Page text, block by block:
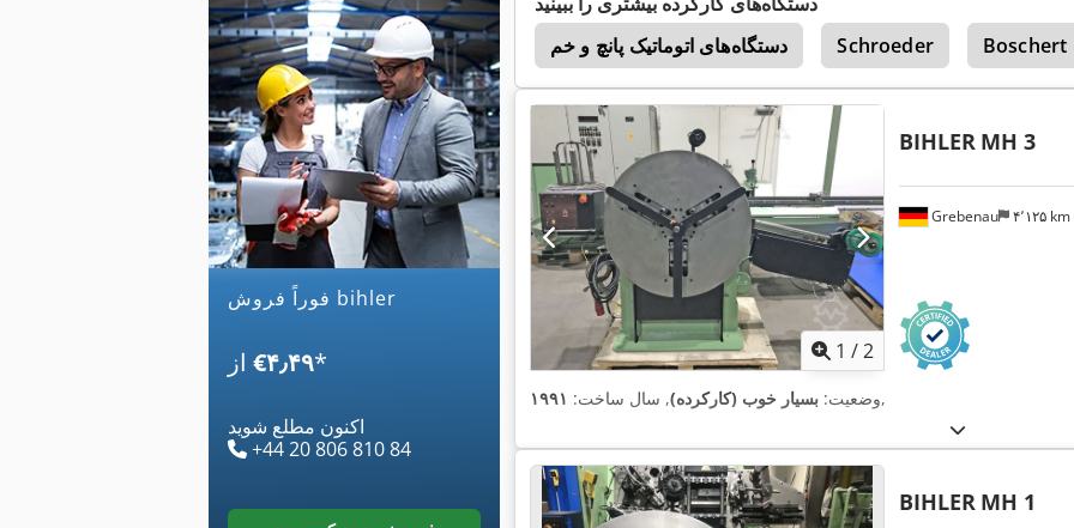
فوراً فروش bihler
‎€۴٫۴۹*
اکنون مطلع شوید
+44 20 806 810 84
دستگاه‌های اتوماتیک پانچ و خم
Schroeder Boschert Abwickeln حلقه سیم پیچ سیم چین
1 /2
Grebenau ۴٬۱۲۵ km
BIHLER MH 3
وضعیت: بسیار خوب (کارکرده), سال ساخت: ۱۹۹۱ ,
BIHLER MH 1